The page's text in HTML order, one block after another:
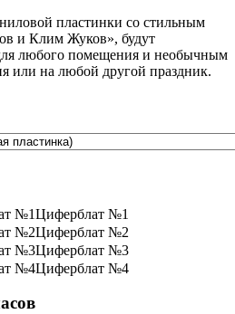
пластинки со стильным
и Клим Жуков», будут
любого помещения и необычным
или на любой другой праздник.
Циферблат №1
Циферблат №2
Циферблат №3
Циферблат №4